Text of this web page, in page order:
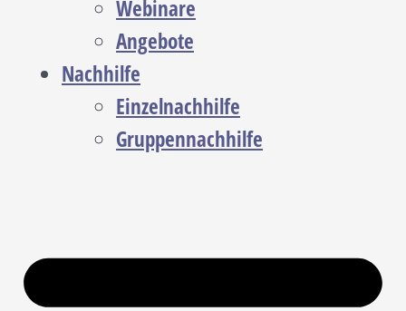
Webinare
Angebote
Nachhilfe
Einzelnachhilfe
Gruppennachhilfe